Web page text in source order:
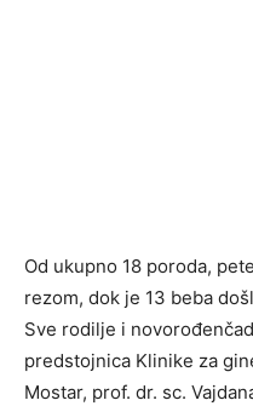
Od ukupno 18 poroda,
rezom, dok je 13 beba
Sve rodilje i
predstojnica Klinike za
Mostar, prof. dr. sc.